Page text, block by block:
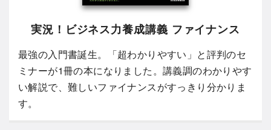
実況！ビジネス力養成講義 ファイナンス
最強の入門書誕生。「超わかりやすい」と評判のセ
ミナーが1冊の本になりました。講義調のわかりやす
い解説で、難しいファイナンスがすっきり分かりま
す。